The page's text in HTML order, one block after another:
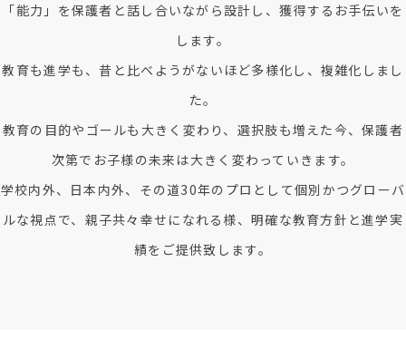
「能力」を保護者と話し合いながら設計し、獲得するお手伝いを
します。
教育も進学も、昔と比べようがないほど多様化し、複雑化しまし
た。
教育の目的やゴールも大きく変わり、選択肢も増えた今、保護者
次第でお子様の未来は大きく変わっていきます。
学校内外、日本内外、その道30年のプロとして個別かつグローバ
ルな視点で、親子共々幸せになれる様、明確な教育方針と進学実
績をご提供致します。